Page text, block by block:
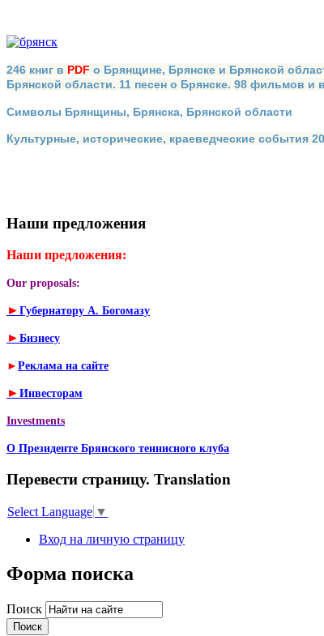
246 книг в PDF о Брянщине, Брянске и Брянской
Брянской области. 11 песен о Брянске. 98 фильмов
Символы Брянщины, Брянска, Брянской области
Культурные, исторические, краеведческие события
Наши предложения
Наши предложения:
Our proposals:
► Губернатору А. Богомазу
► Бизнесу
► Реклама на сайте
► Инвесторам
Investments
О Президенте Брянского теннисного клуба
Перевести страницу. Translation
Select Language ▼
Вход на личную страницу
Форма поиска
Поиск